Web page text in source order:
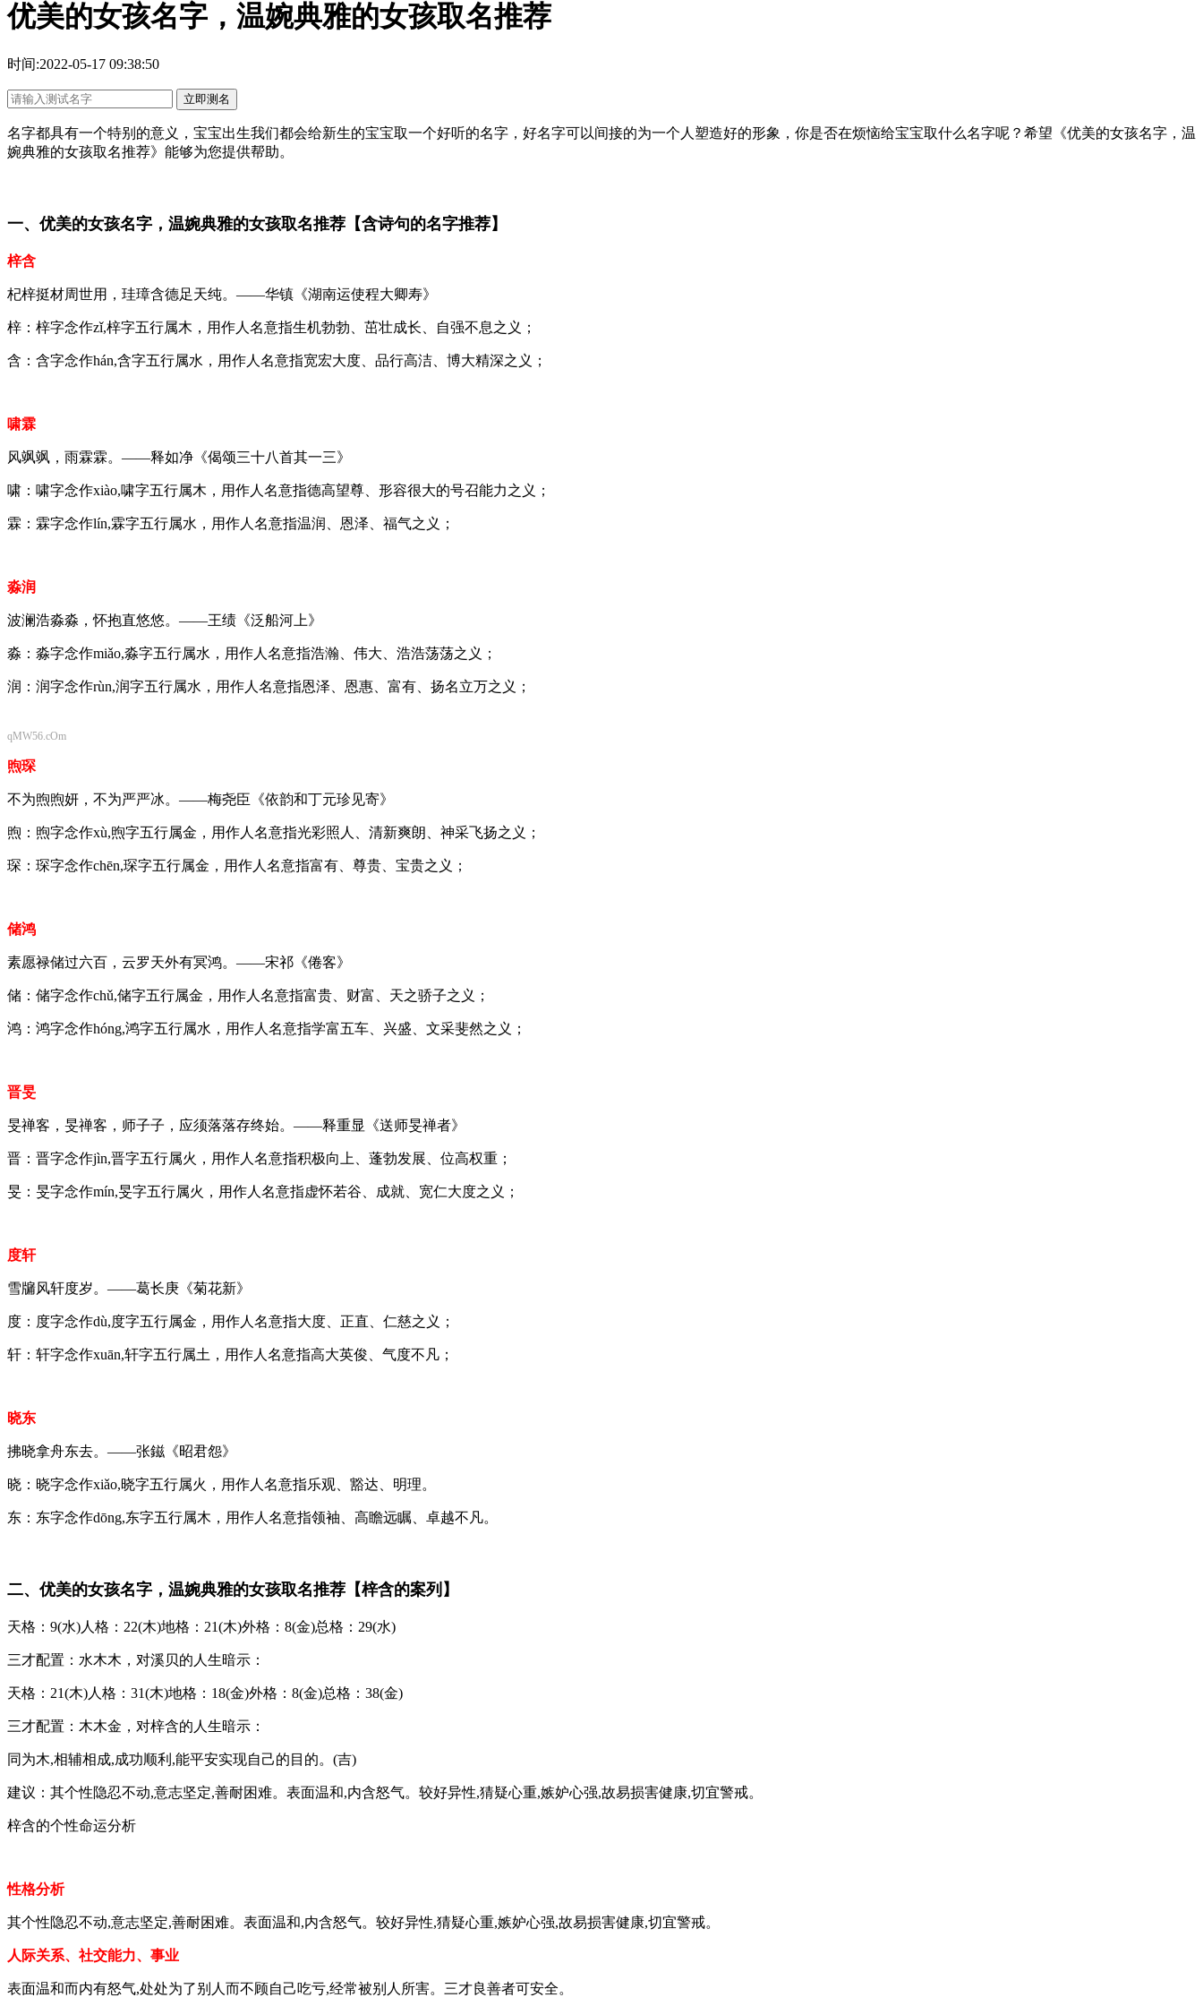
优美的女孩名字，温婉典雅的女孩取名推荐
时间:2022-05-17 09:38:50
立即测名
名字都具有一个特别的意义，宝宝出生我们都会给新生的宝宝取一个好听的名字，好名字可以间接的为一个人塑造好的形象，你是否在烦恼给宝宝取什么名字呢？希望《优美的女孩名字，温
婉典雅的女孩取名推荐》能够为您提供帮助。
一、优美的女孩名字，温婉典雅的女孩取名推荐【含诗句的名字推荐】
梓含
杞梓挺材周世用，珪璋含德足天纯。——华镇《湖南运使程大卿寿》
梓：梓字念作zǐ,梓字五行属木，用作人名意指生机勃勃、茁壮成长、自强不息之义；
含：含字念作hán,含字五行属水，用作人名意指宽宏大度、品行高洁、博大精深之义；
啸霖
风飒飒，雨霖霖。——释如净《偈颂三十八首其一三》
啸：啸字念作xiào,啸字五行属木，用作人名意指德高望尊、形容很大的号召能力之义；
霖：霖字念作lín,霖字五行属水，用作人名意指温润、恩泽、福气之义；
淼润
波澜浩淼淼，怀抱直悠悠。——王绩《泛船河上》
淼：淼字念作miǎo,淼字五行属水，用作人名意指浩瀚、伟大、浩浩荡荡之义；
润：润字念作rùn,润字五行属水，用作人名意指恩泽、恩惠、富有、扬名立万之义；
qMW56.cOm
煦琛
不为煦煦妍，不为严严冰。——梅尧臣《依韵和丁元珍见寄》
煦：煦字念作xù,煦字五行属金，用作人名意指光彩照人、清新爽朗、神采飞扬之义；
琛：琛字念作chēn,琛字五行属金，用作人名意指富有、尊贵、宝贵之义；
储鸿
素愿禄储过六百，云罗天外有冥鸿。——宋祁《倦客》
储：储字念作chǔ,储字五行属金，用作人名意指富贵、财富、天之骄子之义；
鸿：鸿字念作hóng,鸿字五行属水，用作人名意指学富五车、兴盛、文采斐然之义；
晋旻
旻禅客，旻禅客，师子子，应须落落存终始。——释重显《送师旻禅者》
晋：晋字念作jìn,晋字五行属火，用作人名意指积极向上、蓬勃发展、位高权重；
旻：旻字念作mín,旻字五行属火，用作人名意指虚怀若谷、成就、宽仁大度之义；
度轩
雪牖风轩度岁。——葛长庚《菊花新》
度：度字念作dù,度字五行属金，用作人名意指大度、正直、仁慈之义；
轩：轩字念作xuān,轩字五行属土，用作人名意指高大英俊、气度不凡；
晓东
拂晓拿舟东去。——张鎡《昭君怨》
晓：晓字念作xiǎo,晓字五行属火，用作人名意指乐观、豁达、明理。
东：东字念作dōng,东字五行属木，用作人名意指领袖、高瞻远瞩、卓越不凡。
二、优美的女孩名字，温婉典雅的女孩取名推荐【梓含的案列】
天格：9(水)人格：22(木)地格：21(木)外格：8(金)总格：29(水)
三才配置：水木木，对溪贝的人生暗示：
天格：21(木)人格：31(木)地格：18(金)外格：8(金)总格：38(金)
三才配置：木木金，对梓含的人生暗示：
同为木,相辅相成,成功顺利,能平安实现自己的目的。(吉)
建议：其个性隐忍不动,意志坚定,善耐困难。表面温和,内含怒气。较好异性,猜疑心重,嫉妒心强,故易损害健康,切宜警戒。
梓含的个性命运分析
性格分析
其个性隐忍不动,意志坚定,善耐困难。表面温和,内含怒气。较好异性,猜疑心重,嫉妒心强,故易损害健康,切宜警戒。
人际关系、社交能力、事业
表面温和而内有怒气,处处为了别人而不顾自己吃亏,经常被别人所害。三才良善者可安全。